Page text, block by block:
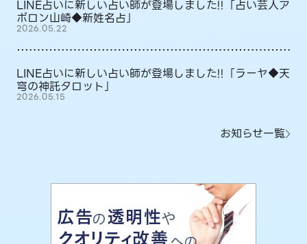
LINE占いに新しい占い師が登場しました!!「占い芸人ア
ポロン山崎◆新姓名占」
2026.05.22
LINE占いに新しい占い師が登場しました!!「ラーヤ◆天
穹の神託タロット」
2026.05.15
お知らせ一覧